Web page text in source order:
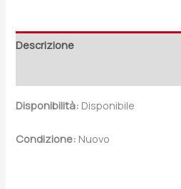
Descrizione
Disponibilità: Disponibile
Condizione: Nuovo